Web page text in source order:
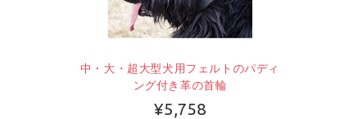
中・大・超大型犬用フェルトのパディ
ング付き革の首輪
¥5,758